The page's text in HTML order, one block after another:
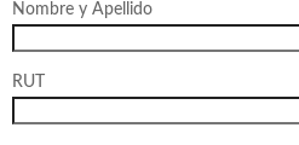
Nombre y Apellido
RUT